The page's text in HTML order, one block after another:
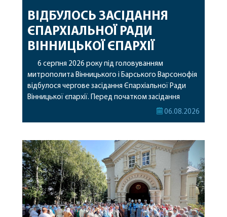
ВІДБУЛОСЬ ЗАСІДАННЯ
ЄПАРХІАЛЬНОЇ РАДИ
ВІННИЦЬКОЇ ЄПАРХІЇ
6 серпня 2026 року під головуванням
митрополита Вінницького і Барського Варсонофія
відбулося чергове засідання Єпархіальної Ради
Вінницької єпархії. Перед початком засідання
секретар Єпархіальної Ради від імені членів Ради
побажавши йому міцного здоров’я, Божої
допомоги, миру, духовної радості та
благословенних успіхів у подальшому
архіпастирському служінні. […]
06.08.2026